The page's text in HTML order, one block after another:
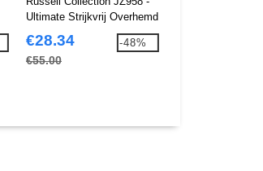
Ultimate Strijkvrij Overhemd
Met Lange Mouwen
€28.34
€55.00
-48%